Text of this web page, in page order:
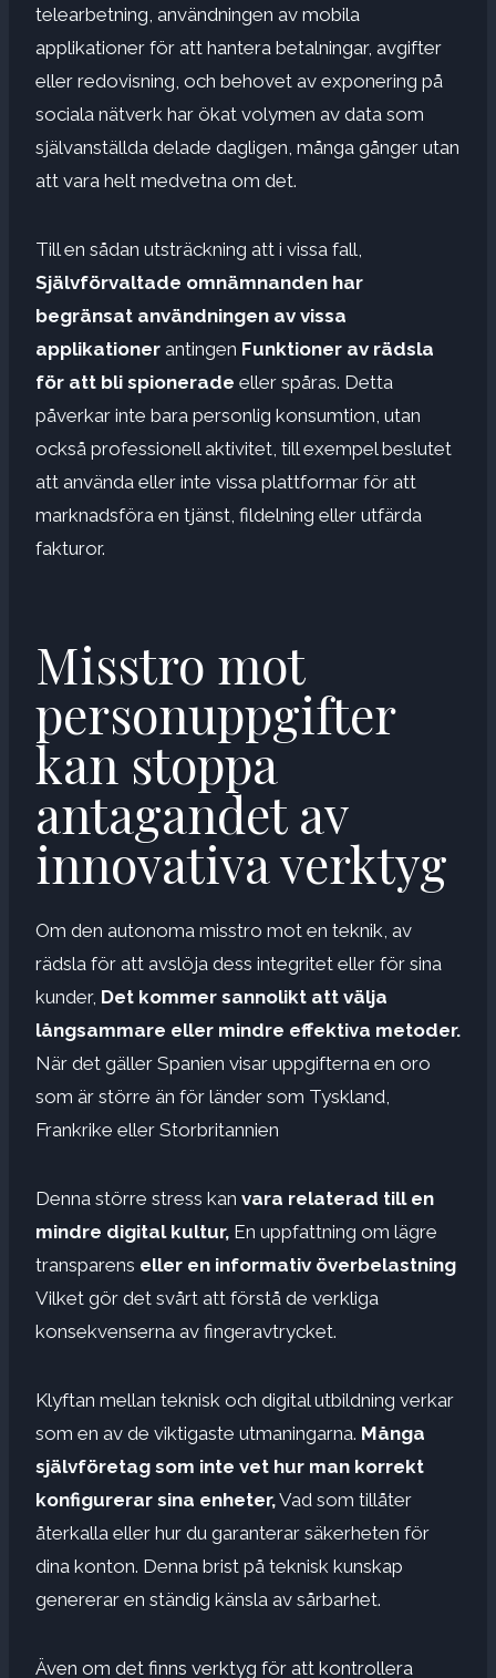
telearbetning, användningen av mobila
applikationer för att hantera betalningar, avgifter
eller redovisning, och behovet av exponering på
sociala nätverk har ökat volymen av data som
självanställda delade dagligen, många gånger utan
att vara helt medvetna om det.
Till en sådan utsträckning att i vissa fall,
Självförvaltade omnämnanden har
begränsat användningen av vissa
applikationer antingen Funktioner av rädsla
för att bli spionerade eller spåras. Detta
påverkar inte bara personlig konsumtion, utan
också professionell aktivitet, till exempel beslutet
att använda eller inte vissa plattformar för att
marknadsföra en tjänst, fildelning eller utfärda
fakturor.
Misstro mot
personuppgifter
kan stoppa
antagandet av
innovativa verktyg
Om den autonoma misstro mot en teknik, av
rädsla för att avslöja dess integritet eller för sina
kunder, Det kommer sannolikt att välja
långsammare eller mindre effektiva metoder.
När det gäller Spanien visar uppgifterna en oro
som är större än för länder som Tyskland,
Frankrike eller Storbritannien
Denna större stress kan vara relaterad till en
mindre digital kultur, En uppfattning om lägre
transparens eller en informativ överbelastning
Vilket gör det svårt att förstå de verkliga
konsekvenserna av fingeravtrycket.
Klyftan mellan teknisk och digital utbildning verkar
som en av de viktigaste utmaningarna. Många
självföretag som inte vet hur man korrekt
konfigurerar sina enheter,Vad som tillåter
återkalla eller hur du garanterar säkerheten för
dina konton. Denna brist på teknisk kunskap
genererar en ständig känsla av sårbarhet.
Även om det finns verktyg för att kontrollera